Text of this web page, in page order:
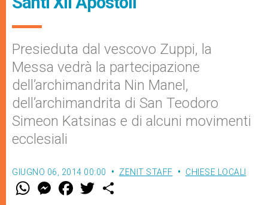
Presieduta dal vescovo Zuppi, la
Messa vedrà la partecipazione
dell’archimandrita Nin Manel,
dell’archimandrita di San Teodoro
Simeon Katsinas e di alcuni movimenti
ecclesiali
GIUGNO 06, 2014 00:00 ZENIT STAFF CHIESE LOCALI
W M
e
F
a w